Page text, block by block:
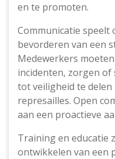
en te promoten.
Communicatie
bevorderen van een
Medewerkers
incidenten, zorgen
tot veiligheid te
represailles. Open
aan een proactieve
Training en educatie
ontwikkelen van een